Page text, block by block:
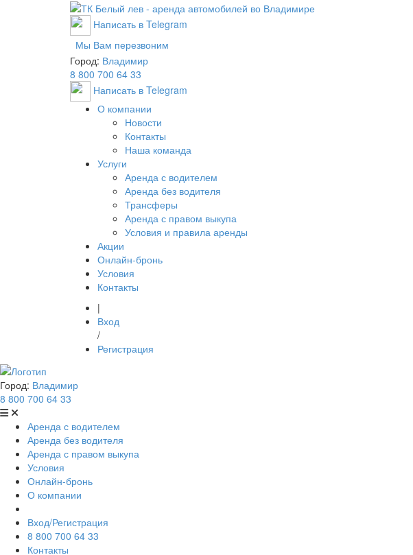
Написать в Telegram
Мы Вам перезвоним
Город: Владимир
8 800 700 64 33
Написать в Telegram
О компании
Новости
Контакты
Наша команда
Услуги
Аренда с водителем
Аренда без водителя
Трансферы
Аренда с правом выкупа
Условия и правила аренды
Акции
Онлайн-бронь
Условия
Контакты
|
Вход
/
Регистрация
Город: Владимир
8 800 700 64 33
Аренда с водителем
Аренда без водителя
Аренда с правом выкупа
Условия
Онлайн-бронь
О компании
Вход/Регистрация
8 800 700 64 33
Контакты